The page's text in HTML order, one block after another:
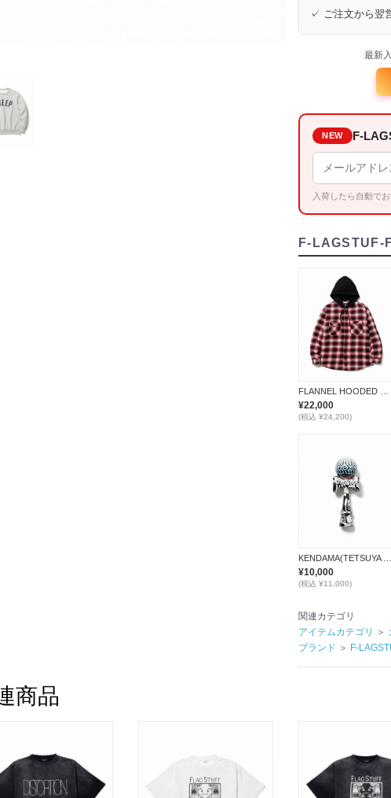
✓ ご注文から翌
最新
NEW F-
入荷したら自動で
F-LAGSTUF-
¥22,000
(税込 ¥24,200)
¥10,000
(税込 ¥11,000)
関連カテゴリ
アイテムカテゴリ
＞
ブランド ＞ F-
商品